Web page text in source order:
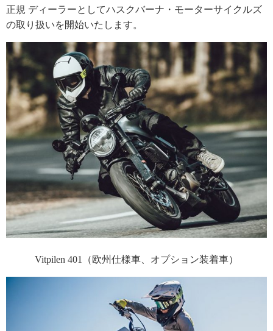
正規 ディーラーとしてハスクバーナ・モーターサイクルズ
の取り扱いを開始いたします。
Vitpilen 401（欧州仕様車、オプション装着車）